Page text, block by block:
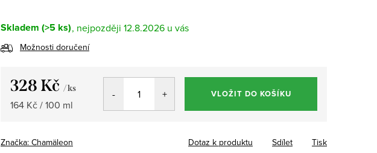
Skladem (>5 ks) 12.8.2026
Možnosti doručení
328 Kč / ks
Měrná
164 Kč / 100 ml
VLOŽIT DO KOŠÍKU
Značka: Chamäleon Tisk
Dotaz k produktu Sdílet